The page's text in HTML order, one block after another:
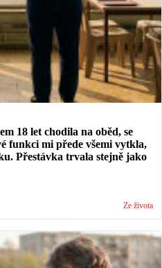
18 let chodila na oběd, se
funkci mi přede všemi vytkla,
Přestávka trvala stejně jako
Ze života